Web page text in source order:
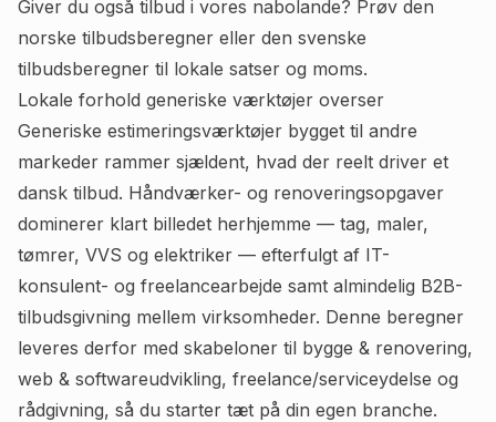
Giver du også tilbud i vores nabolande? Prøv den
norske tilbudsberegner eller den svenske
tilbudsberegner til lokale satser og moms.
Lokale forhold generiske værktøjer overser
Generiske estimeringsværktøjer bygget til andre
markeder rammer sjældent, hvad der reelt driver et
dansk tilbud. Håndværker- og renoveringsopgaver
dominerer klart billedet herhjemme — tag, maler,
tømrer, VVS og elektriker — efterfulgt af IT-
konsulent- og freelancearbejde samt almindelig B2B-
tilbudsgivning mellem virksomheder. Denne beregner
leveres derfor med skabeloner til bygge & renovering,
web & softwareudvikling, freelance/serviceydelse og
rådgivning, så du starter tæt på din egen branche.